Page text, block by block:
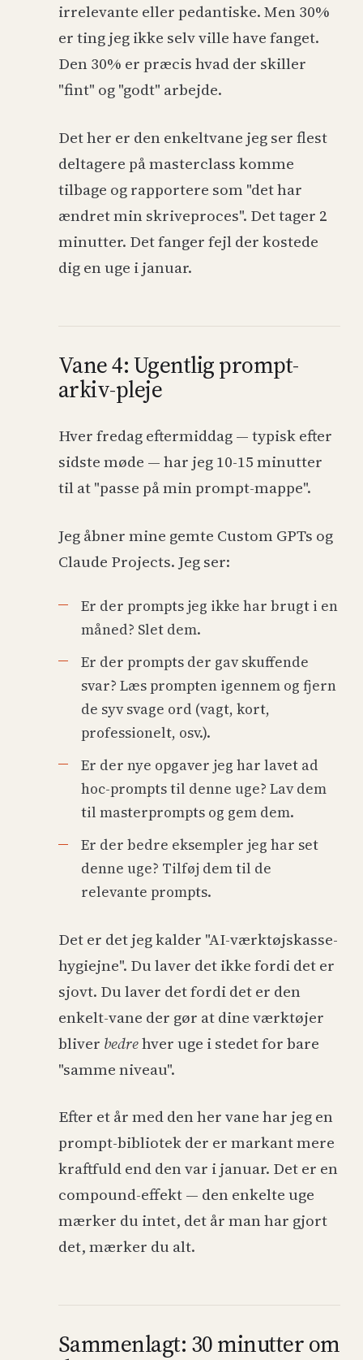
irrelevante eller pedantiske. Men 30%
er ting jeg ikke selv ville have fanget.
Den 30% er præcis hvad der skiller
"fint" og "godt" arbejde.
Det her er den enkeltvane jeg ser flest
deltagere på masterclass komme
tilbage og rapportere som "det har
ændret min skriveproces". Det tager 2
minutter. Det fanger fejl der kostede
dig en uge i januar.
Vane 4: Ugentlig prompt-
arkiv-pleje
Hver fredag eftermiddag — typisk efter
sidste møde — har jeg 10-15 minutter
til at "passe på min prompt-mappe".
Jeg åbner mine gemte Custom GPTs og
Claude Projects. Jeg ser:
Er der prompts jeg ikke har brugt i en
måned? Slet dem.
Er der prompts der gav skuffende
svar? Læs prompten igennem og fjern
de syv svage ord (vagt, kort,
professionelt, osv.).
Er der nye opgaver jeg har lavet ad
hoc-prompts til denne uge? Lav dem
til masterprompts og gem dem.
Er der bedre eksempler jeg har set
denne uge? Tilføj dem til de
relevante prompts.
Det er det jeg kalder "AI-værktøjskasse-
hygiejne". Du laver det ikke fordi det er
sjovt. Du laver det fordi det er den
enkelt-vane der gør at dine værktøjer
bliver bedrehver uge i stedet for bare
"samme niveau".
Efter et år med den her vane har jeg en
prompt-bibliotek der er markant mere
kraftfuld end den var i januar. Det er en
compound-effekt — den enkelte uge
mærker du intet, det år man har gjort
det, mærker du alt.
Sammenlagt: 30 minutter om